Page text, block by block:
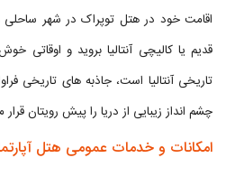
اقامت خود در هتل توپراک در شهر ساحلی و
قدیم یا کالیچی آنتالیا بروید و اوقاتی
تاریخی آنتالیا است، جاذبه‌ های تاریخی
چشم‌ انداز زیبایی از دریا را پیش رویتان
امکانات و خدمات عمومی هتل